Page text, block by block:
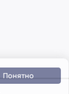
Понятно